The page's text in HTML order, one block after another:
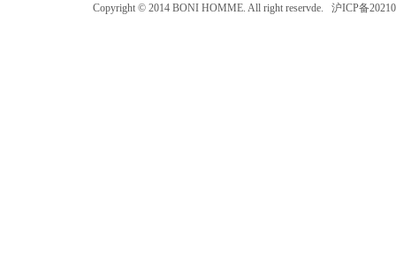
Copyright © 2014 BONI HOMME. All right reservde. 沪ICP备